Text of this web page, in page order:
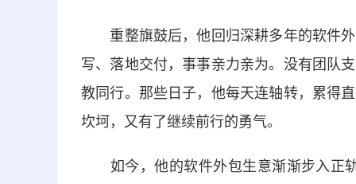
重整旗鼓后，他回归深耕多年的软件外
写、落地交付，事事亲力亲为。没有团队
教同行。那些日子，他每天连轴转，累得
坎坷，又有了继续前行的勇气。
如今，他的软件外包生意渐渐步入正轨